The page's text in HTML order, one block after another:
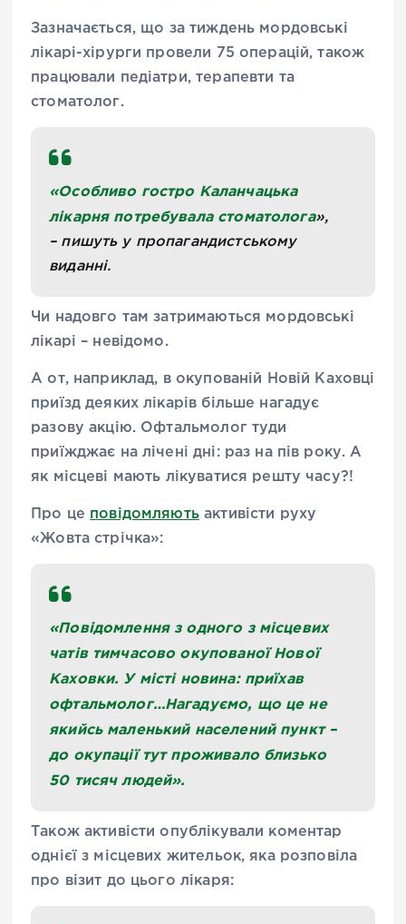
Зазначається, що за тиждень мордовські
лікарі-хірурги провели 75 операцій, також
працювали педіатри, терапевти та
стоматолог.
«Особливо гостро Каланчацька
лікарня потребувала стоматолога»,
– пишуть у пропагандистському
виданні.
Чи надовго там затримаються мордовські
лікарі – невідомо.
А от, наприклад, в окупованій Новій Каховці
приїзд деяких лікарів більше нагадує
разову акцію. Офтальмолог туди
приїжджає на лічені дні: раз на пів року. А
як місцеві мають лікуватися решту часу?!
Про це повідомляютьактивісти руху
«Жовта стрічка»:
«Повідомлення з одного з місцевих
чатів тимчасово окупованої Нової
Каховки. У місті новина: приїхав
офтальмолог…Нагадуємо, що це не
якийсь маленький населений пункт –
до окупації тут проживало близько
50 тисяч людей».
Також активісти опублікували коментар
однієї з місцевих жительок, яка розповіла
про візит до цього лікаря: